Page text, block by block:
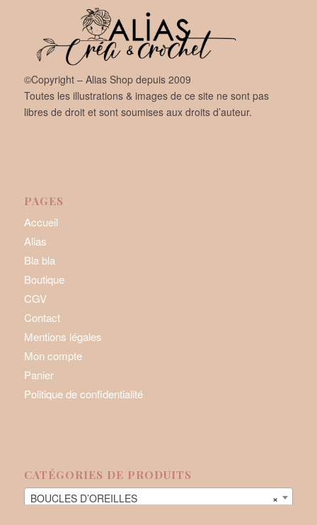
©Copyright – Alias Shop depuis 2009
Toutes les illustrations & images de ce site ne sont pas
libres de droit et sont soumises aux droits d’auteur.
PAGES
Accueil
Alias
Bla bla
Boutique
CGV
Contact
Mentions légales
Mon compte
Panier
Politique de confidentialité
CATÉGORIES DE PRODUITS
×
BOUCLES D’OREILLES